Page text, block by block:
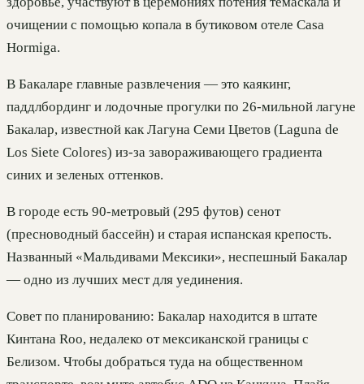
очищении с помощью копала в бутиковом отеле Casa
Hormiga.
В Бакаларе главные развлечения — это каякинг,
паддлбординг и лодочные прогулки по 26-мильной лагуне
Бакалар, известной как Лагуна Семи Цветов (Laguna de
Los Siete Colores) из-за завораживающего градиента
синих и зеленых оттенков.
В городе есть 90-метровый (295 футов) сенот
(пресноводный бассейн) и старая испанская крепость.
Названный «Мальдивами Мексики», неспешный Бакалар
— одно из лучших мест для уединения.
Совет по планированию: Бакалар находится в штате
Кинтана Roo, недалеко от мексиканской границы с
Белизом. Чтобы добраться туда на общественном